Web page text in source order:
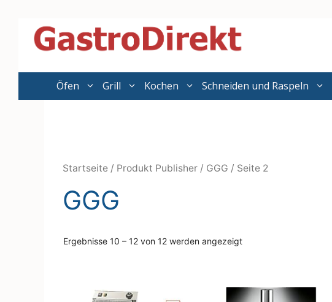
Zum
Inhalt
Öfen Grill Kochen Schneiden und Raspeln
Startseite / Produkt Publisher / GGG / Seite 2
GGG
Ergebnisse 10 – 12 von 12 werden angezeigt